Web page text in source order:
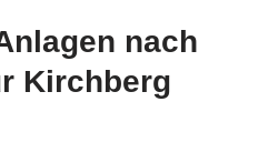
nach
Kirchberg